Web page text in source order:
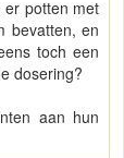
er potten met
bevatten, en
toch een
dosering?
aan hun